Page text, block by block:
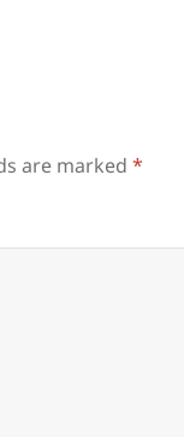
are marked*